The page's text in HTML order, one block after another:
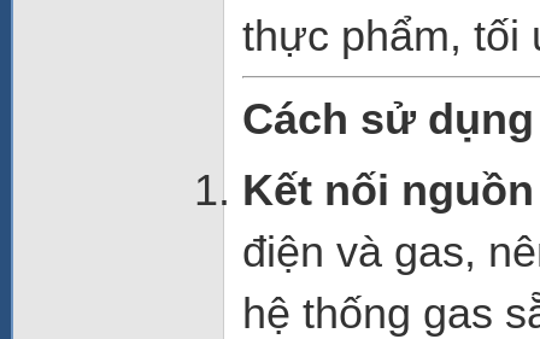
thực phẩm, tối
Cách sử
Kết nối
điện và gas,
hệ thống gas